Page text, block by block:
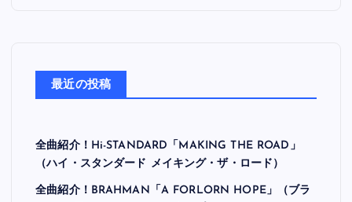
最近の投稿
全曲紹介！Hi-STANDARD「MAKING THE ROAD」
（ハイ・スタンダード メイキング・ザ・ロード）
全曲紹介！BRAHMAN「A FORLORN HOPE」（ブラ